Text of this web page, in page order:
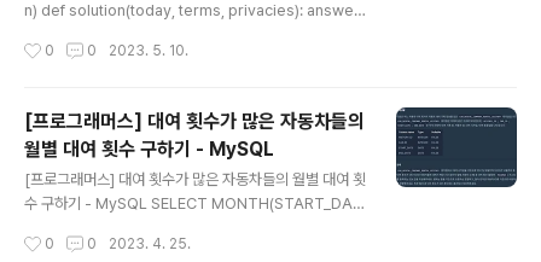
발자 맞춤형 프로필을 등록하고, 나와 기술 궁합이 잘 맞는
n) def solution(today, terms, privacies): answer
s} # 약관 코드를 key값으로, 유효기간을 value값으로 하
= today[0] * 12 * 28 + today[1] * 28 + today[2]
# 오늘 날짜를 일 단위로 변환 for idx in range(len(pri
vacies)): day, code = privacies[idx].split(' ') # 개
인정보 수집일과 약관 코드를 분리 day = list(ma..
0 0 2023. 5. 10.
[프로그래머스] 대여 횟수가 많은 자동차들의
월별 대여 횟수 구하기 - MySQL
[프로그래머스] 대여 횟수가 많은 자동차들의 월별 대여 횟
수 구하기 - MySQL SELECT MONTH(START_DAT
RECORDS FROM CAR_RENTAL_COMPANY_REN
0 0 2023. 4. 25.